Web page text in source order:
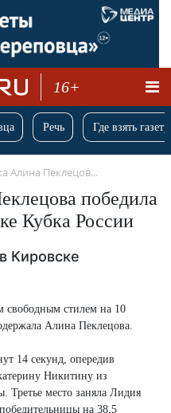
16+
Речь Где взять
Алина Пеклецов...
победила
Кубка России
Кировске
свободным стилем на 10
Алина Пеклецова.
14 секунд, опередив
Никитину из
Третье место заняла Лидия
на 38,5